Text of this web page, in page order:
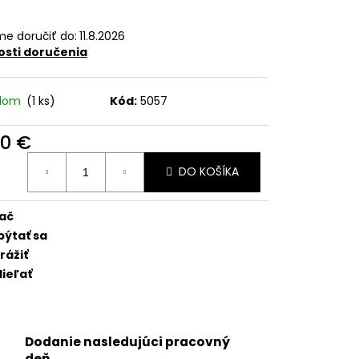
doručiť do: 11.8.2026
doručenia
(1 ks) Kód: 5057
€
DO KOŠÍKA
sa
Dodanie nasledujúci pracovný
BLESK + MIKROFÓN +
KRÚŽOK +
(ZELENÁ / GREEN) -